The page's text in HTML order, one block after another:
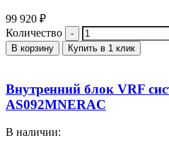
99 920 ₽
Количество
В корзину Купить в 1 клик
Внутренний блок VRF
AS092MNERAC
В наличии: